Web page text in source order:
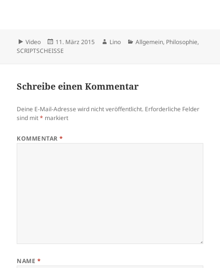
Format
Video
Veröffentlicht
am
11. März 2015 Autor
Lino Kategorien
Allgemein, Philosophie,
SCRIPTSCHEISSE
Schreibe einen Kommentar
Deine E-Mail-Adresse wird nicht veröffentlicht. Erforderliche Felder
sind mit* markiert
KOMMENTAR*
NAME *